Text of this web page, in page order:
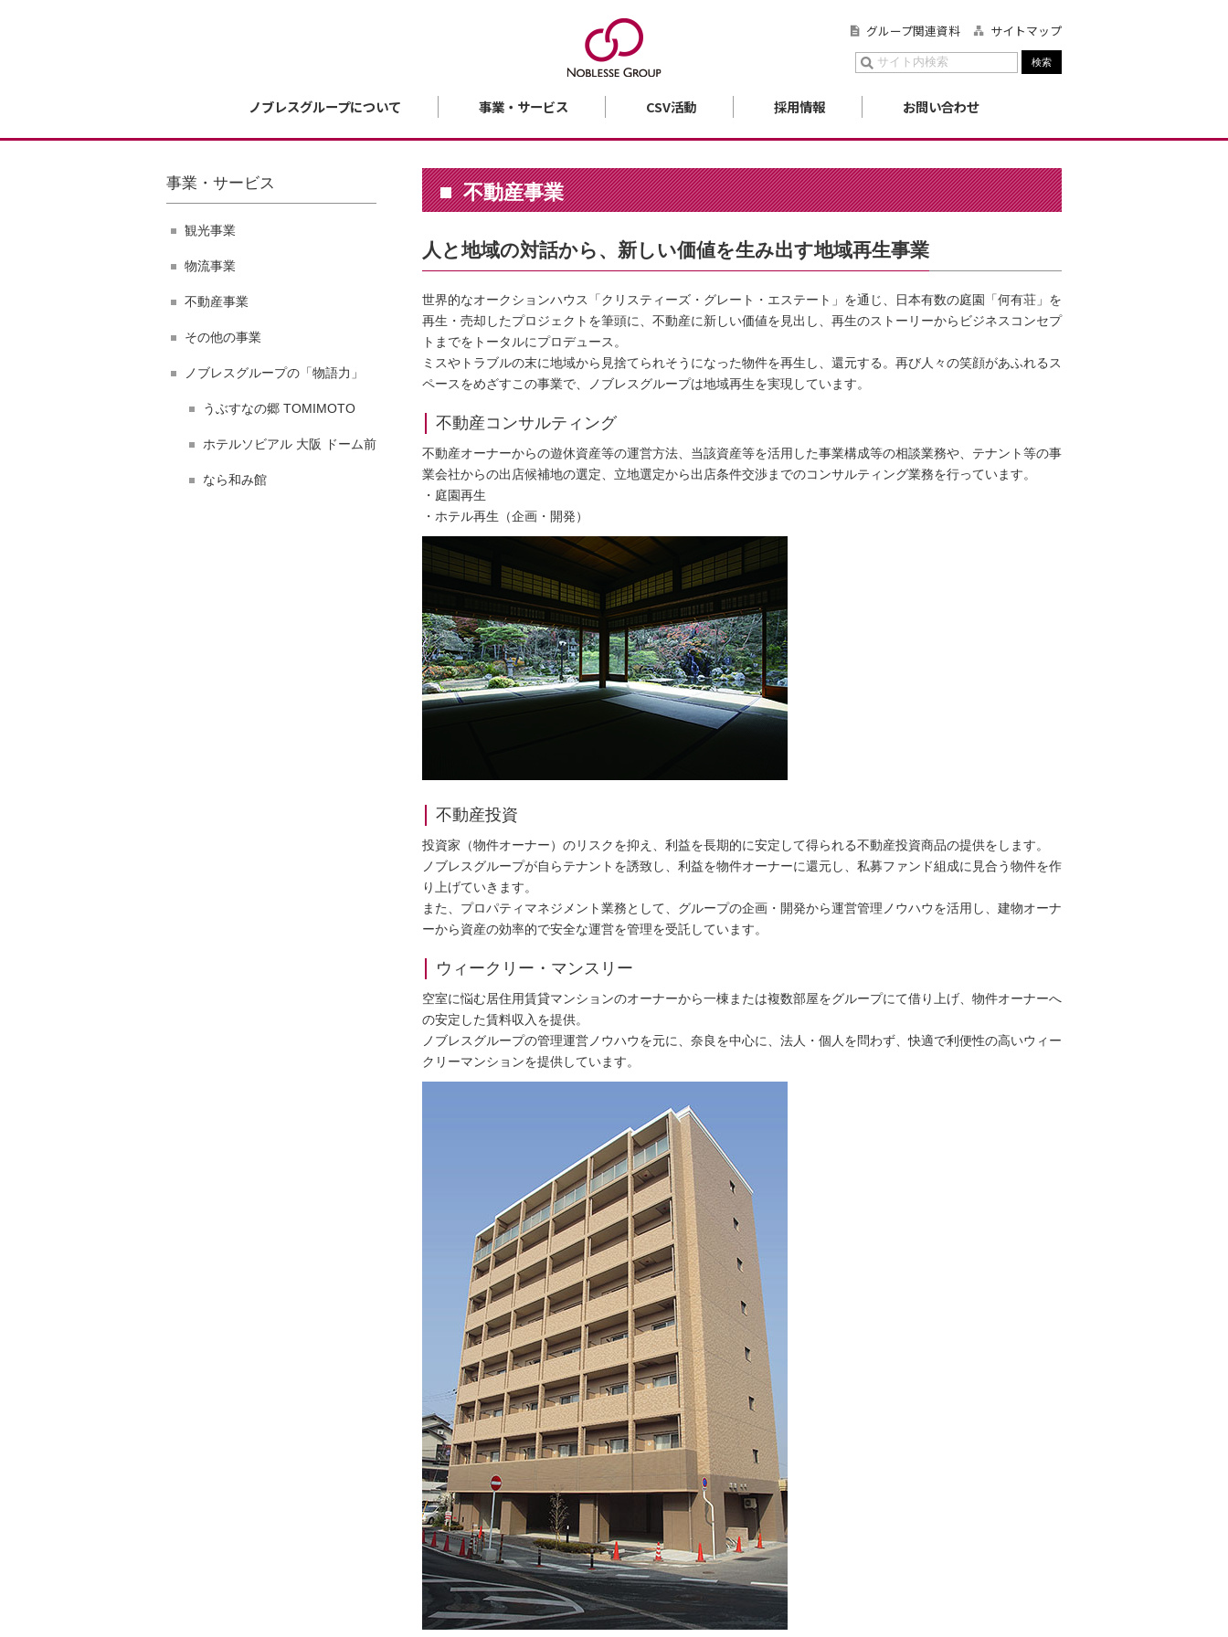
ノブレスグループについて 事業・サービス CSV活動 採用情報 お問い合わせ
グループ関連資料 サイトマップ
不動産事業
人と地域の対話から、新しい価値を生み出す地域再生事業
世界的なオークションハウス「クリスティーズ・グレート・エステート」を通じ、日本有数の庭園「何有荘」を
再生・売却したプロジェクトを筆頭に、不動産に新しい価値を見出し、再生のストーリーからビジネスコンセプ
トまでをトータルにプロデュース。
ミスやトラブルの末に地域から見捨てられそうになった物件を再生し、還元する。再び人々の笑顔があふれるス
ペースをめざすこの事業で、ノブレスグループは地域再生を実現しています。
不動産コンサルティング
不動産オーナーからの遊休資産等の運営方法、当該資産等を活用した事業構成等の相談業務や、テナント等の事
業会社からの出店候補地の選定、立地選定から出店条件交渉までのコンサルティング業務を行っています。
・庭園再生
・ホテル再生（企画・開発）
不動産投資
投資家（物件オーナー）のリスクを抑え、利益を長期的に安定して得られる不動産投資商品の提供をします。
ノブレスグループが自らテナントを誘致し、利益を物件オーナーに還元し、私募ファンド組成に見合う物件を作
り上げていきます。
また、プロパティマネジメント業務として、グループの企画・開発から運営管理ノウハウを活用し、建物オーナ
ーから資産の効率的で安全な運営を管理を受託しています。
ウィークリー・マンスリー
空室に悩む居住用賃貸マンションのオーナーから一棟または複数部屋をグループにて借り上げ、物件オーナーへ
の安定した賃料収入を提供。
ノブレスグループの管理運営ノウハウを元に、奈良を中心に、法人・個人を問わず、快適で利便性の高いウィー
クリーマンションを提供しています。
事業・サービス
観光事業
物流事業
不動産事業
その他の事業
ノブレスグループの「物語力」
うぶすなの郷 TOMIMOTO
ホテルソビアル 大阪 ドーム前
なら和み館